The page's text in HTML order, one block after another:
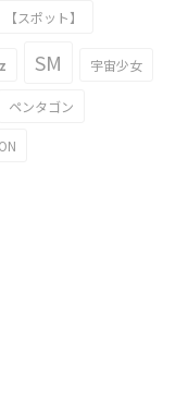
【スポット】
SM 宇宙少女
ペンタゴン